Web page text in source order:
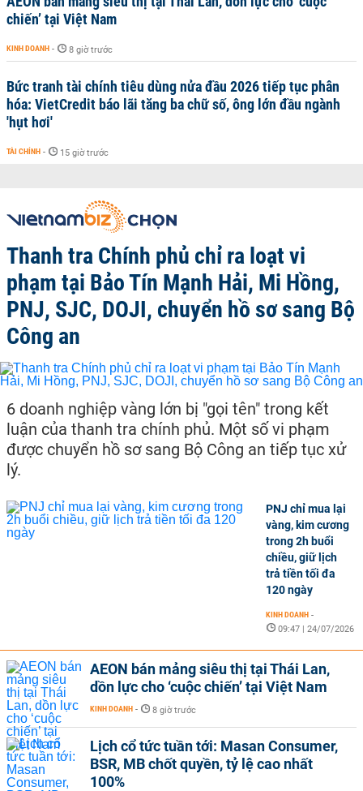
chiến’ tại Việt Nam
KINH DOANH - 8 giờ trước
Bức tranh tài chính tiêu dùng nửa đầu 2026 tiếp tục phân
hóa: VietCredit báo lãi tăng ba chữ số, ông lớn đầu ngành
'hụt hơi'
TÀI CHÍNH - 15 giờ trước
Thanh tra Chính phủ chỉ ra loạt vi
phạm tại Bảo Tín Mạnh Hải, Mi Hồng,
PNJ, SJC, DOJI, chuyển hồ sơ sang Bộ
Công an
6 doanh nghiệp vàng lớn bị "gọi tên" trong kết
luận của thanh tra chính phủ. Một số vi phạm
được chuyển hồ sơ sang Bộ Công an tiếp tục xử
lý.
PNJ chỉ mua lại
vàng, kim cương
trong 2h buổi
chiều, giữ lịch
trả tiền tối đa
120 ngày
KINH DOANH -
09:47 | 24/07/2026
AEON bán mảng siêu thị tại Thái Lan,
dồn lực cho ‘cuộc chiến’ tại Việt Nam
KINH DOANH - 8 giờ trước
Lịch cổ tức tuần tới: Masan Consumer,
BSR, MB chốt quyền, tỷ lệ cao nhất
100%